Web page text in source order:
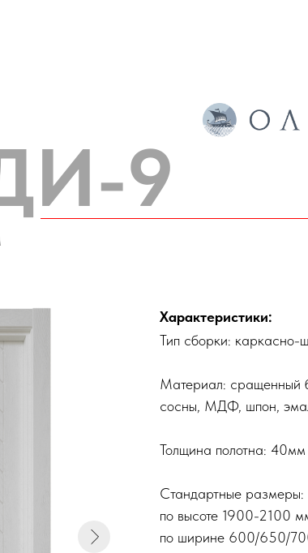
9
Характеристики:
Тип сборки: каркасно-
Материал: сращенный
сосны, МДФ, шпон,
Толщина полотна: 40мм
Стандартные размеры:
по высоте 1900-2100
по ширине 600/650/